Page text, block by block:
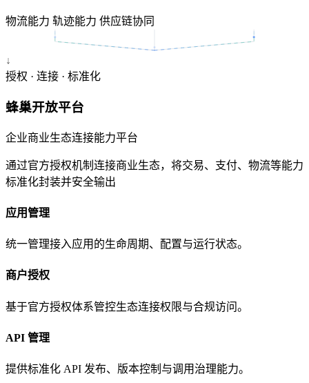
物流能力 轨迹能力 供应链协同
↓
授权 · 连接 · 标准化
蜂巢开放平台
企业商业生态连接能力平台
通过官方授权机制连接商业生态，将交易、支付、物流等能力
标准化封装并安全输出
应用管理
统一管理接入应用的生命周期、配置与运行状态。
商户授权
基于官方授权体系管控生态连接权限与合规访问。
API 管理
提供标准化 API 发布、版本控制与调用治理能力。